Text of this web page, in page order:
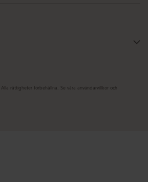
. Alla rättigheter förbehållna. Se våra användarvillkor och